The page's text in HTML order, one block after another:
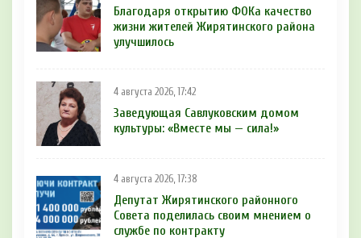
Благодаря открытию ФОКа качество
жизни жителей Жирятинского района
улучшилось
4 августа 2026, 17:42
Заведующая Савлуковским домом
культуры: «Вместе мы — сила!»
4 августа 2026, 17:38
Депутат Жирятинского районного
Совета поделилась своим мнением о
службе по контракту